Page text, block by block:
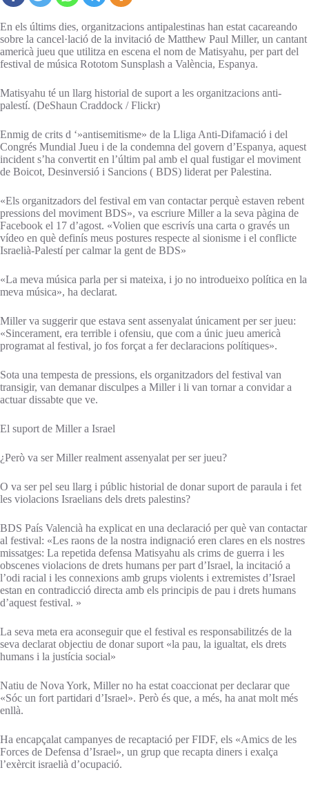
En els últims dies, organitzacions antipalestinas han estat cacareando
sobre la cancel·lació de la invitació de Matthew Paul Miller, un cantant
americà jueu que utilitza en escena el nom de Matisyahu, per part del
festival de música Rototom Sunsplash a València, Espanya.
Matisyahu té un llarg historial de suport a les organitzacions anti-
palestí. (DeShaun Craddock / Flickr)
Enmig de crits d ‘»antisemitisme» de la Lliga Anti-Difamació i del
Congrés Mundial Jueu i de la condemna del govern d’Espanya, aquest
incident s’ha convertit en l’últim pal amb el qual fustigar el moviment
de Boicot, Desinversió i Sancions ( BDS) liderat per Palestina.
«Els organitzadors del festival em van contactar perquè estaven rebent
pressions del moviment BDS», va escriure Miller a la seva pàgina de
Facebook el 17 d’agost. «Volien que escrivís una carta o gravés un
vídeo en què definís meus postures respecte al sionisme i el conflicte
Israelià-Palestí per calmar la gent de BDS»
«La meva música parla per si mateixa, i jo no introdueixo política en la
meva música», ha declarat.
Miller va suggerir que estava sent assenyalat únicament per ser jueu:
«Sincerament, era terrible i ofensiu, que com a únic jueu americà
programat al festival, jo fos forçat a fer declaracions polítiques».
Sota una tempesta de pressions, els organitzadors del festival van
transigir, van demanar disculpes a Miller i li van tornar a convidar a
actuar dissabte que ve.
El suport de Miller a Israel
¿Però va ser Miller realment assenyalat per ser jueu?
O va ser pel seu llarg i públic historial de donar suport de paraula i fet
les violacions Israelians dels drets palestins?
BDS País Valencià ha explicat en una declaració per què van contactar
al festival: «Les raons de la nostra indignació eren clares en els nostres
missatges: La repetida defensa Matisyahu als crims de guerra i les
obscenes violacions de drets humans per part d’Israel, la incitació a
l’odi racial i les connexions amb grups violents i extremistes d’Israel
estan en contradicció directa amb els principis de pau i drets humans
d’aquest festival. »
La seva meta era aconseguir que el festival es responsabilitzés de la
seva declarat objectiu de donar suport «la pau, la igualtat, els drets
humans i la justícia social»
Natiu de Nova York, Miller no ha estat coaccionat per declarar que
«Sóc un fort partidari d’Israel». Però és que, a més, ha anat molt més
enllà.
Ha encapçalat campanyes de recaptació per FIDF, els «Amics de les
Forces de Defensa d’Israel», un grup que recapta diners i exalça
l’exèrcit israelià d’ocupació.